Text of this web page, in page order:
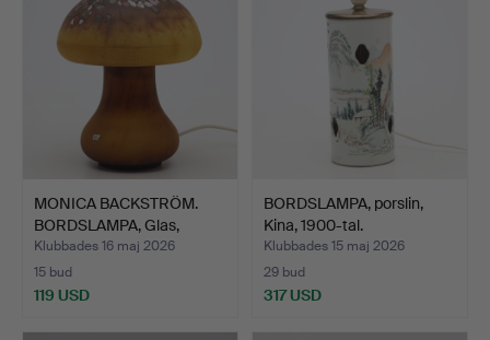
MONICA BACKSTRÖM.
BORDSLAMPA, Glas,
"Svamp…
Klubbades 16 maj 2026
15 bud
119 USD
BORDSLAMPA, porslin,
Kina, 1900-tal.
Klubbades 15 maj 2026
29 bud
317 USD